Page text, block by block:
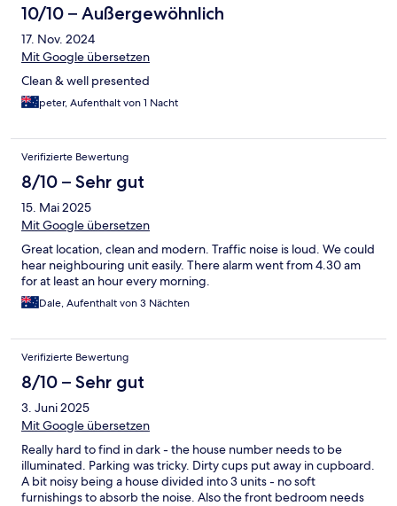
10/10 – Außergewöhnlich
17. Nov. 2024
Mit Google übersetzen
Clean & well presented
peter, Aufenthalt von 1 Nacht
Verifizierte Bewertung
8/10 – Sehr gut
15. Mai 2025
Mit Google übersetzen
Great location, clean and modern. Traffic noise is loud. We could
hear neighbouring unit easily. There alarm went from 4.30 am
for at least an hour every morning.
Dale, Aufenthalt von 3 Nächten
Verifizierte Bewertung
8/10 – Sehr gut
3. Juni 2025
Mit Google übersetzen
Really hard to find in dark - the house number needs to be
illuminated. Parking was tricky. Dirty cups put away in cupboard.
A bit noisy being a house divided into 3 units - no soft
furnishings to absorb the noise. Also the front bedroom needs